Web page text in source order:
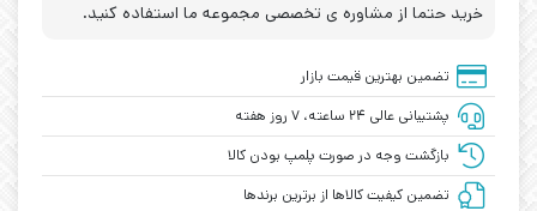
خرید حتما از مشاوره ی تخصصی مجموعه ما استفاده کنید.
تضمین بهترین قیمت بازار
پشتیبانی عالی ۲۴ ساعته، ۷ روز هفته
بازگشت وجه در صورت پلمپ بودن کالا
تضمین کیفیت کالاها از برترین برندها